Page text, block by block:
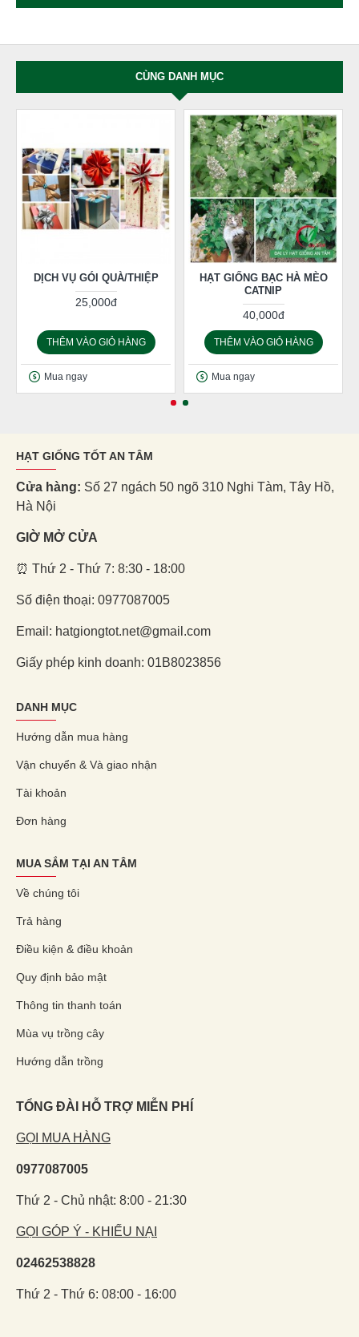
CÙNG DANH MỤC
DỊCH VỤ GÓI QUÀ/THIỆP
25,000đ
THÊM VÀO GIỎ HÀNG
Mua ngay
HẠT GIỐNG BẠC HÀ MÈO
CATNIP
40,000đ
THÊM VÀO GIỎ HÀNG
Mua ngay
HẠT GIỐNG TỐT AN TÂM
Cửa hàng: Số 27 ngách 50 ngõ 310 Nghi Tàm, Tây Hồ,
Hà Nội
GIỜ MỞ CỬA
⏰ Thứ 2 - Thứ 7: 8:30 - 18:00
Số điện thoại: 0977087005
Email: hatgiongtot.net@gmail.com
Giấy phép kinh doanh: 01B8023856
DANH MỤC
Hướng dẫn mua hàng
Vận chuyển & Và giao nhận
Tài khoản
Đơn hàng
MUA SẮM TẠI AN TÂM
Về chúng tôi
Trả hàng
Điều kiện & điều khoản
Quy định bảo mật
Thông tin thanh toán
Mùa vụ trồng cây
Hướng dẫn trồng
TỔNG ĐÀI HỖ TRỢ MIỄN PHÍ
GỌI MUA HÀNG
0977087005
Thứ 2 - Chủ nhật: 8:00 - 21:30
GỌI GÓP Ý - KHIẾU NẠI
02462538828
Thứ 2 - Thứ 6: 08:00 - 16:00